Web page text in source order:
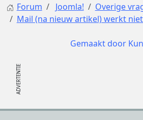
Forum Joomla!
Overige
Mail (na nieuw artikel) werkt
Gemaakt door